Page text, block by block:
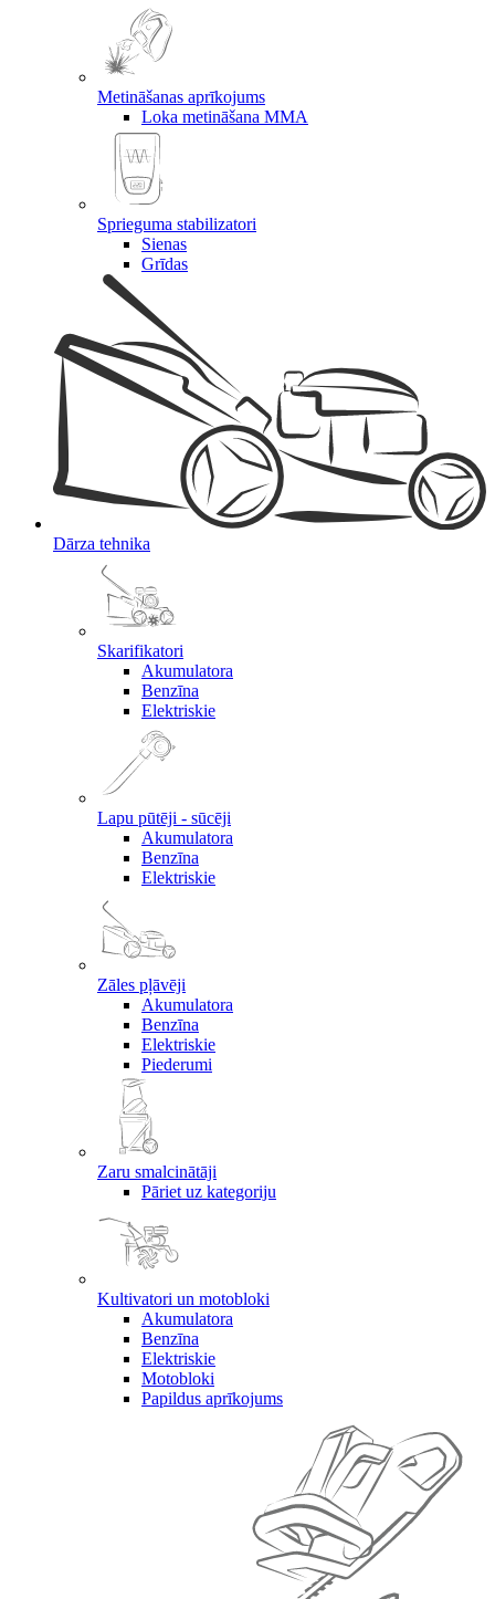
Metināšanas aprīkojums
Loka metināšana MMA
Sprieguma stabilizatori
Sienas
Grīdas
Dārza tehnika
Skarifikatori
Akumulatora
Benzīna
Elektriskie
Lapu pūtēji - sūcēji
Akumulatora
Benzīna
Elektriskie
Zāles pļāvēji
Akumulatora
Benzīna
Elektriskie
Piederumi
Zaru smalcinātāji
Pāriet uz kategoriju
Kultivatori un motobloki
Akumulatora
Benzīna
Elektriskie
Motobloki
Papildus aprīkojums